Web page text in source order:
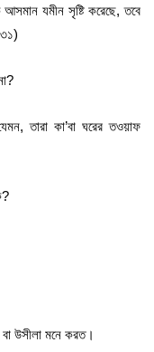
যমীন সৃষ্টি করেছে, তবে
তারা কা’বা ঘরের তওয়াফ
উসীলা মনে করত।